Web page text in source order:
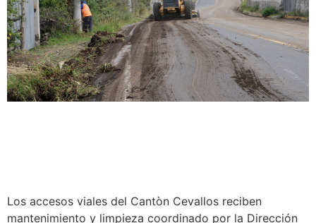
Los accesos viales del Cantòn Cevallos reciben
mantenimiento y limpieza coordinado por la Dirección